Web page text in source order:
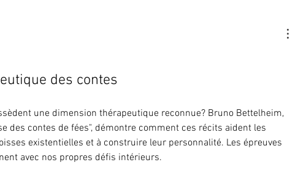
des contes
une dimension thérapeutique reconnue? Bruno Bettelheim,
des contes de fées", démontre comment ces récits aident les
existentielles et à construire leur personnalité. Les épreuves
avec nos propres défis intérieurs.